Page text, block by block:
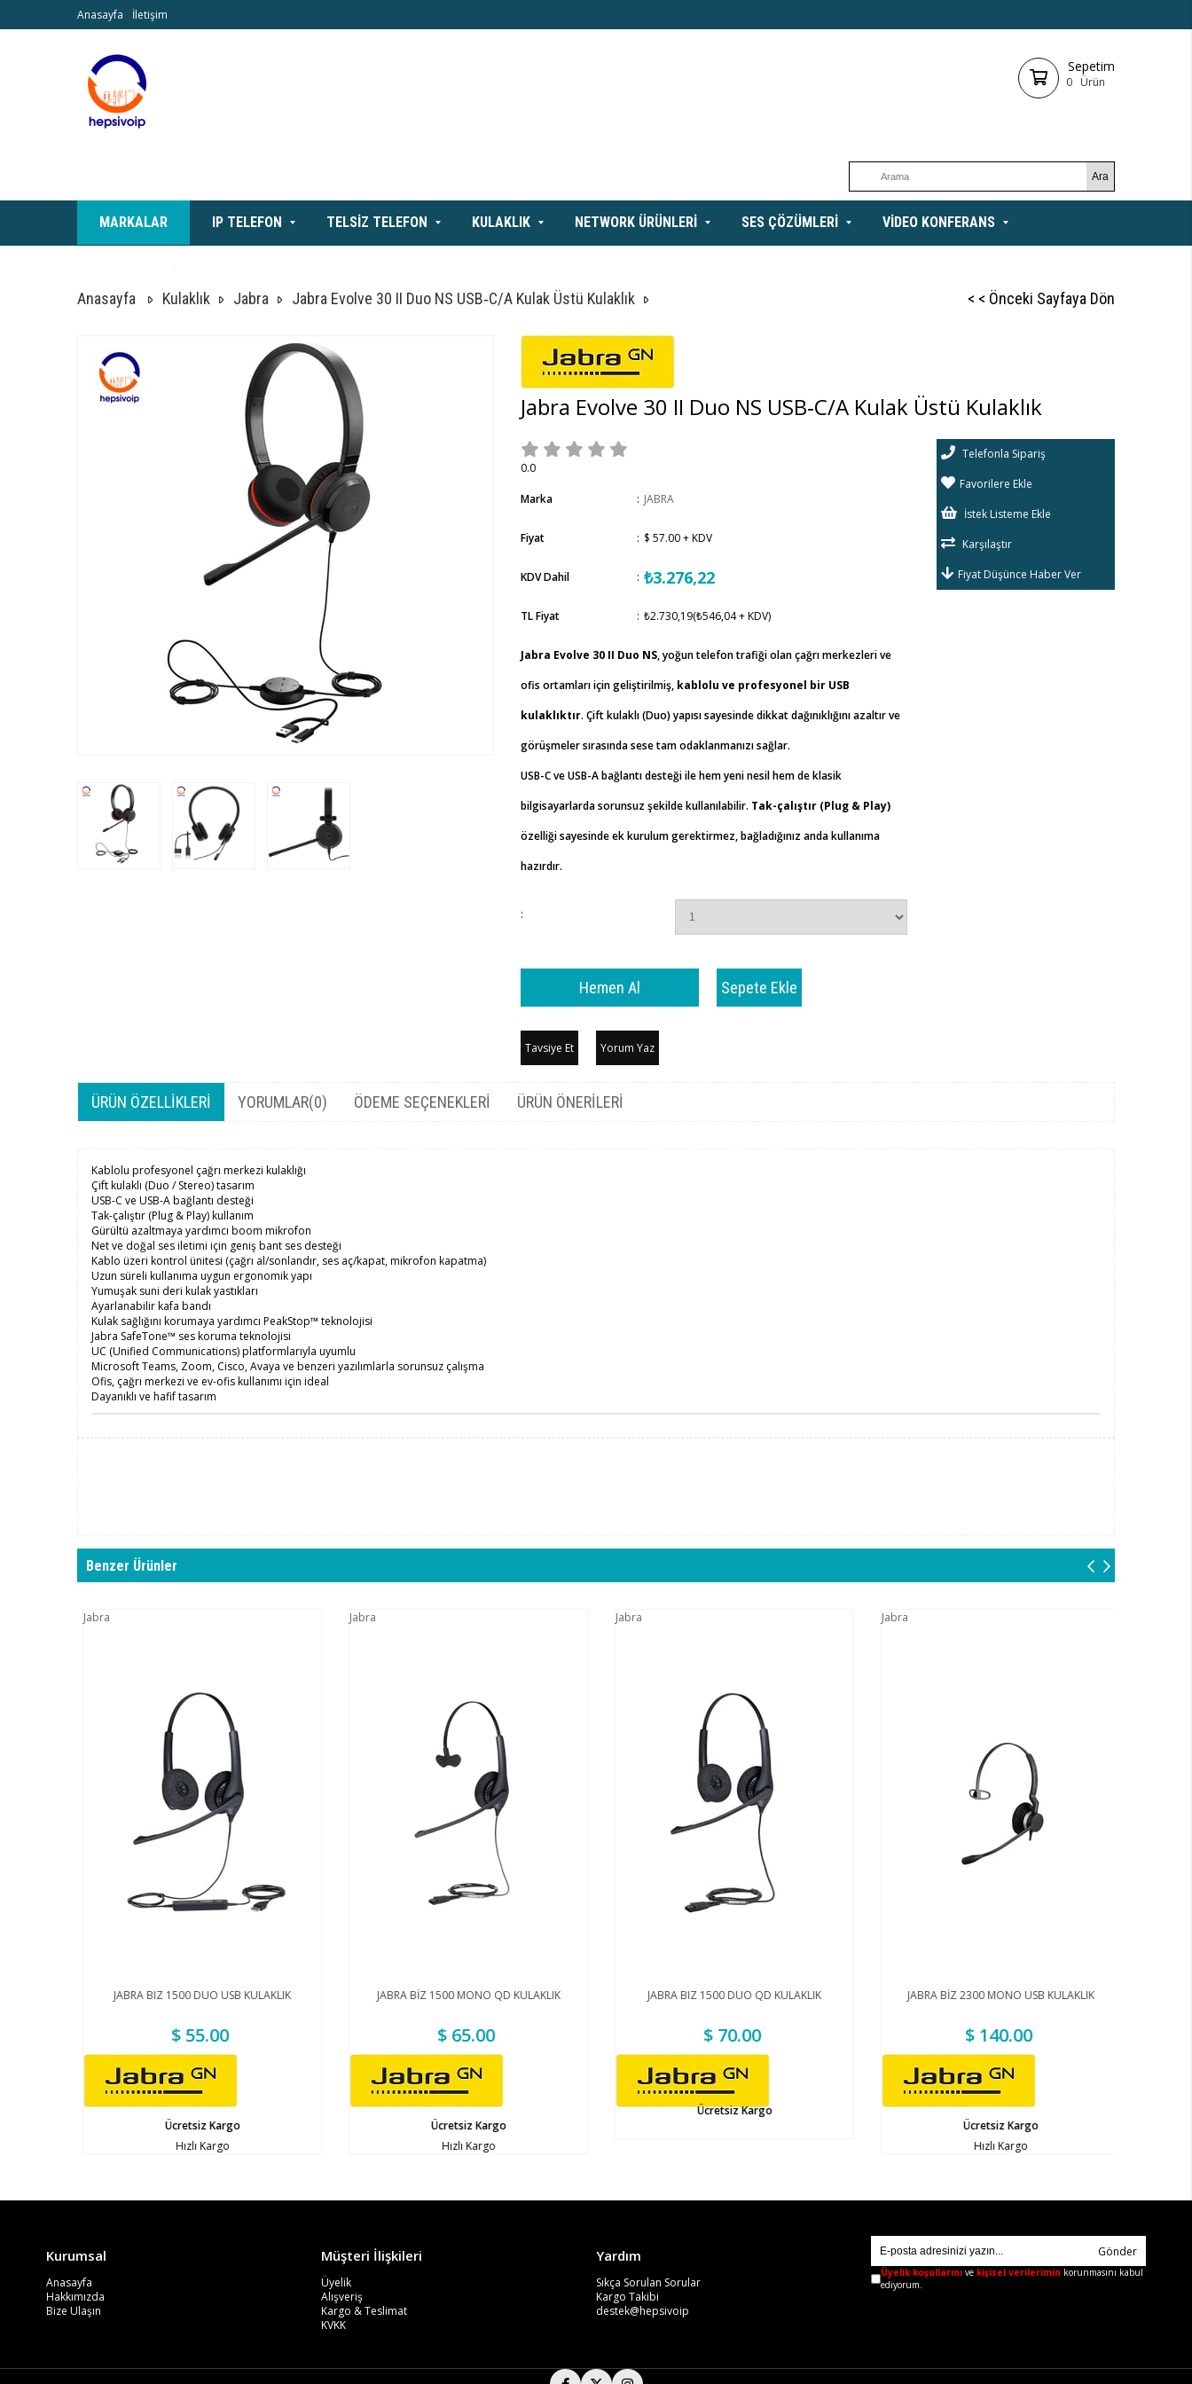
Anasayfa İletişim
Sepetim
0 Ürün
MARKALAR IP TELEFON TELSİZ TELEFON KULAKLIK NETWORK ÜRÜNLERİ SES ÇÖZÜMLERİ VİDEO KONFERANS
Anasayfa Kulaklık Jabra Jabra Evolve 30 II Duo NS USB‑C/A Kulak Üstü Kulaklık < < Önceki Sayfaya Dön
Jabra Evolve 30 II Duo NS USB‑C/A Kulak Üstü Kulaklık
0.0
Marka : JABRA
Fiyat : $ 57.00+ KDV
KDV Dahil : ₺3.276,22
TL Fiyat : ₺2.730,19(₺546,04 + KDV)
Jabra Evolve 30 II Duo NS, yoğun telefon trafiği olan çağrı merkezleri ve
ofis ortamları için geliştirilmiş, kablolu ve profesyonel bir USB
kulaklıktır. Çift kulaklı (Duo) yapısı sayesinde dikkat dağınıklığını azaltır ve
görüşmeler sırasında sese tam odaklanmanızı sağlar.
USB-C ve USB-A bağlantı desteği ile hem yeni nesil hem de klasik
bilgisayarlarda sorunsuz şekilde kullanılabilir. Tak-çalıştır (Plug & Play)
özelliği sayesinde ek kurulum gerektirmez, bağladığınız anda kullanıma
hazırdır.
:
Telefonla Sipariş
Favorilere Ekle
İstek Listeme Ekle
Karşılaştır
Fiyat Düşünce Haber Ver
Tavsiye Et Yorum Yaz
ÜRÜN ÖZELLIKLERI YORUMLAR(0) ÖDEME SEÇENEKLERI ÜRÜN ÖNERILERI
Kablolu profesyonel çağrı merkezi kulaklığı
Çift kulaklı (Duo / Stereo) tasarım
USB-C ve USB-A bağlantı desteği
Tak-çalıştır (Plug & Play) kullanım
Gürültü azaltmaya yardımcı boom mikrofon
Net ve doğal ses iletimi için geniş bant ses desteği
Kablo üzeri kontrol ünitesi (çağrı al/sonlandır, ses aç/kapat, mikrofon kapatma)
Uzun süreli kullanıma uygun ergonomik yapı
Yumuşak suni deri kulak yastıkları
Ayarlanabilir kafa bandı
Kulak sağlığını korumaya yardımcı PeakStop™ teknolojisi
Jabra SafeTone™ ses koruma teknolojisi
UC (Unified Communications) platformlarıyla uyumlu
Microsoft Teams, Zoom, Cisco, Avaya ve benzeri yazılımlarla sorunsuz çalışma
Ofis, çağrı merkezi ve ev-ofis kullanımı için ideal
Dayanıklı ve hafif tasarım
Benzer Ürünler
Jabra
JABRA BIZ 1500 DUO USB KULAKLIK
$ 55.00
Ücretsiz Kargo
Hızlı Kargo
Jabra
JABRA BİZ 1500 MONO QD KULAKLIK
$ 65.00
Ücretsiz Kargo
Hızlı Kargo
Jabra
JABRA BIZ 1500 DUO QD KULAKLIK
$ 70.00
Ücretsiz Kargo
Jabra
JABRA BİZ 2300 MONO USB KULAKLIK
$ 140.00
Ücretsiz Kargo
Hızlı Kargo
Kurumsal
Anasayfa
Hakkımızda
Bize Ulaşın
Müşteri İlişkileri
Üyelik
Alışveriş
Kargo & Teslimat
KVKK
Yardım
Sıkça Sorulan Sorular
Kargo Takibi
destek@hepsivoip
Gönder
Üyelik koşullarını ve kişisel verilerimin korunmasını kabul
ediyorum.